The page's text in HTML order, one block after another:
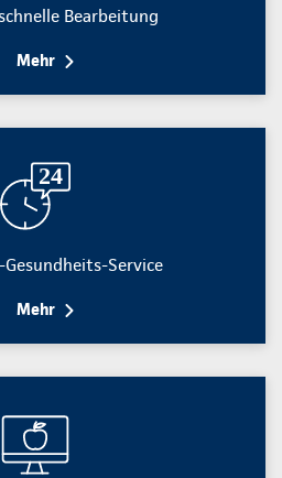
Bearbeitung
Mehr
Service
Mehr